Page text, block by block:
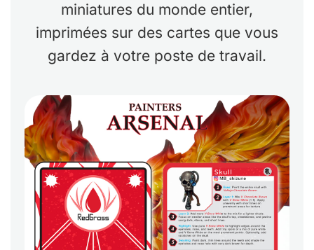
miniatures du monde entier,
imprimées sur des cartes que vous
gardez à votre poste de travail.